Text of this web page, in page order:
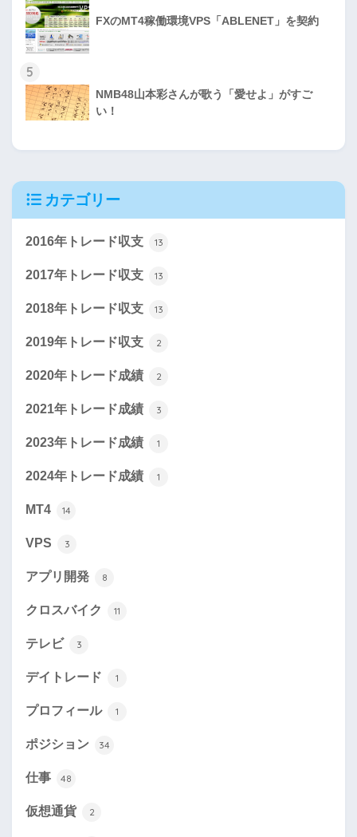
FXのMT4稼働環境VPS「ABLENET」を契約
5
NMB48山本彩さんが歌う「愛せよ」がすご
い！
カテゴリー
2016年トレード収支 13
2017年トレード収支 13
2018年トレード収支 13
2019年トレード収支 2
2020年トレード成績 2
2021年トレード成績 3
2023年トレード成績 1
2024年トレード成績 1
MT4 14
VPS 3
アプリ開発 8
クロスバイク 11
テレビ 3
デイトレード 1
プロフィール 1
ポジション 34
仕事 48
仮想通貨 2